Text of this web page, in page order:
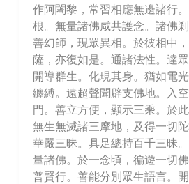
作阿闍黎，常習相應無邊諸行
根。無量諸佛咸共護念。諸佛
善幻師，現眾異相。於彼相中
薩，亦復如是。通諸法性。達眾
開導群生。化現其身。猶如電
纏縛。遠超聲聞辟支佛地。入
門。善立方便，顯示三乘。於
無生無滅諸三摩地，及得一切
華嚴三昧。具足總持百千三昧
量諸佛。於一念頃，徧遊一切
普賢行。善能分別眾生語言。開